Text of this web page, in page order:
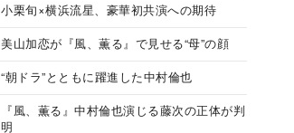
小栗旬×横浜流星、豪華初共演への期待
美山加恋が『風、薫る』で見せる“母”の顔
“朝ドラ”とともに躍進した中村倫也
『風、薫る』中村倫也演じる藤次の正体が判
明